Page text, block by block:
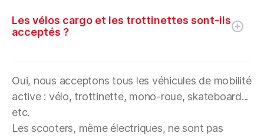
Les vélos cargo et les trottinettes sont-ils
acceptés ?
Oui, nous acceptons tous les véhicules de mobilité
active : vélo, trottinette, mono-roue, skateboard...
etc.
Les scooters, même électriques, ne sont pas